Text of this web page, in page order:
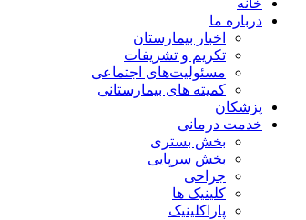
خانه
درباره ما
اخبار بیمارستان
تکریم و تشریفات
مسئولیت‌های اجتماعی
کمیته های بیمارستانی
پزشکان
خدمت درمانی
بخش بستری
بخش سرپایی
جراحی
کلینیک ها
پاراکلینیک